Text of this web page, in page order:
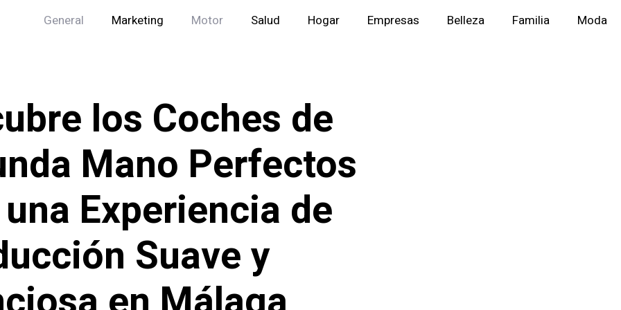
General Marketing Motor Salud Hogar Empresas Belleza Familia Moda
los Coches de
Mano Perfectos
Experiencia de
Suave y